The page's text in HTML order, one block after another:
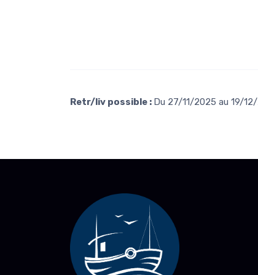
Retr/liv possible : Du 27/11/2025 au 19/